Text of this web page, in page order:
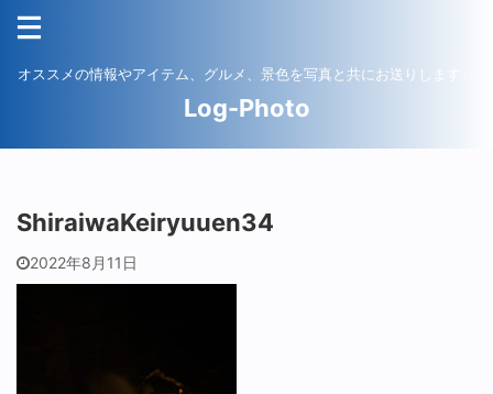
オススメの情報やアイテム、グルメ、景色を写真と共にお送りします。
Log-Photo
ShiraiwaKeiryuuen34
2022年8月11日